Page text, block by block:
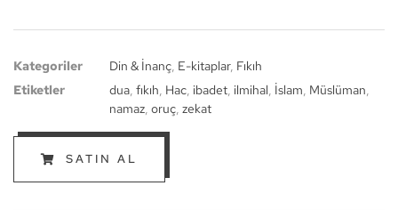
Kategoriler Din & İnanç, E-kitaplar, Fıkıh
Etiketler
dua, fıkıh, Hac, ibadet, ilmihal, İslam, Müslüman,
namaz, oruç, zekat
SATIN AL